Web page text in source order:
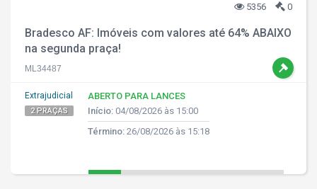
5356 0
Bradesco AF: Imóveis com valores até 64% ABAIXO
na segunda praça!
ML34487
Extrajudicial
2 PRAÇAS
ABERTO PARA LANCES
Início: 04/08/2026 às 15:00
Término: 26/08/2026 às 15:18